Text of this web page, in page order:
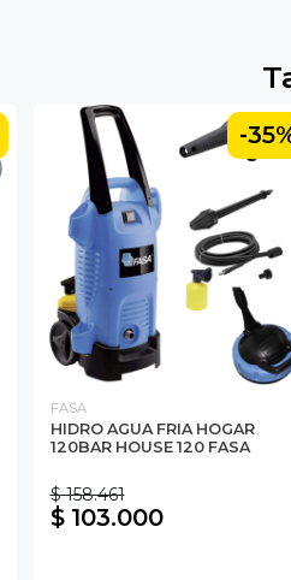
-
FASA
HIDRO AGUA FRIA HOGAR
120BAR HOUSE 120 FASA
$ 158.461
$ 103.000